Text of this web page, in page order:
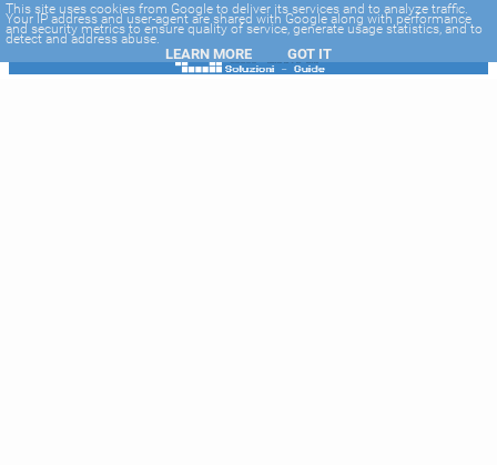
-->
This site uses cookies from Google to deliver its services and to analyze traffic.
Your IP address and user-agent are shared with Google along with performance
and security metrics to ensure quality of service, generate usage statistics, and to
detect and address abuse.
LEARN MORE GOT IT